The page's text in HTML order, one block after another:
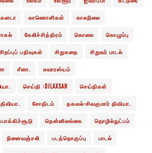
கனடா காணொளிகள் காலநிலை
கேலிச்சித்திரம் கொலை கொழும்பு
சிறப்புப் பதிவுகள் சிறுகதை சிறுவர் பாடல்
சீனா. சுவாரஸ்யம்
செய்தி :DILAXSAN செய்திகள்
சோதிடம் தகவல்-சிவகுமார் திவியா.
தென்னிலங்கை தொழில்நுட்பம்
நினைவஞ்சலி படத்தொகுப்பு பாடல்